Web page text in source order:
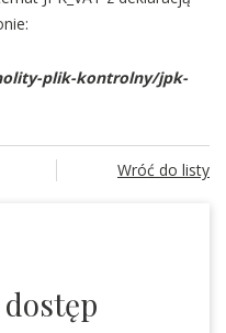
plik-kontrolny/jpk-
Wróć do listy
dostęp